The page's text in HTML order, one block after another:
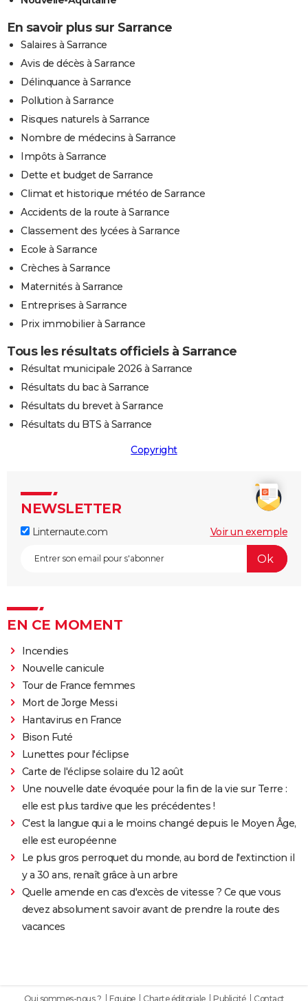
En savoir plus sur Sarrance
Salaires à Sarrance
Avis de décès à Sarrance
Délinquance à Sarrance
Pollution à Sarrance
Risques naturels à Sarrance
Nombre de médecins à Sarrance
Impôts à Sarrance
Dette et budget de Sarrance
Climat et historique météo de Sarrance
Accidents de la route à Sarrance
Classement des lycées à Sarrance
Ecole à Sarrance
Crèches à Sarrance
Maternités à Sarrance
Entreprises à Sarrance
Prix immobilier à Sarrance
Tous les résultats officiels à Sarrance
Résultat municipale 2026 à Sarrance
Résultats du bac à Sarrance
Résultats du brevet à Sarrance
Résultats du BTS à Sarrance
Copyright
NEWSLETTER
Linternaute.com Voir un exemple
EN CE MOMENT
Incendies
Nouvelle canicule
Tour de France femmes
Mort de Jorge Messi
Hantavirus en France
Bison Futé
Lunettes pour l'éclipse
Carte de l'éclipse solaire du 12 août
Une nouvelle date évoquée pour la fin de la vie sur Terre :
elle est plus tardive que les précédentes !
C'est la langue qui a le moins changé depuis le Moyen Âge,
elle est européenne
Le plus gros perroquet du monde, au bord de l'extinction il
y a 30 ans, renaît grâce à un arbre
Quelle amende en cas d'excès de vitesse ? Ce que vous
devez absolument savoir avant de prendre la route des
vacances
Qui sommes-nous ? Equipe Charte éditoriale Publicité Contact